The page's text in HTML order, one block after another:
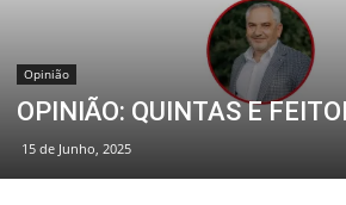
Opinião
OPINIÃO: QUINTAS E
15 de Junho, 2025